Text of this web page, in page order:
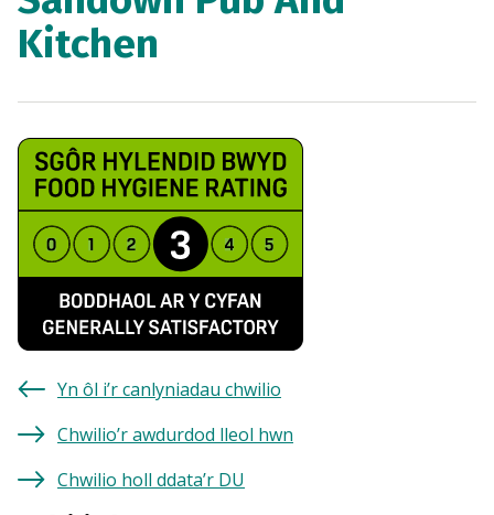
Kitchen
Yn ôl i’r canlyniadau chwilio
Chwilio’r awdurdod lleol hwn
Chwilio holl ddata’r DU